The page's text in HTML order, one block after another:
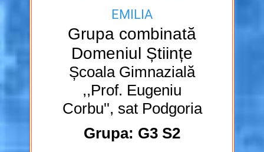
EMILIA
Grupa combinată
Domeniul Științe
Școala Gimnazială
,,Prof. Eugeniu
Corbu'', sat Podgoria
Grupa: G3 S2